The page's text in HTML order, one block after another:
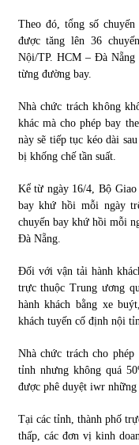
Chứng
13/
13/
Theo đó, tổng số
được tăng lên 36
Nội/TP. HCM – Đà Nẵng
từng đường bay.
Nhà chức trách không
khác mà cho phép bay
này sẽ tiếp tục kéo dài
bị khống chế tần suất.
Kể từ ngày 16/4, Bộ Giao
bay khứ hồi mỗi ngày
chuyến bay khứ hồi mỗi
Đà Nẵng.
Đối với vận tải hành
trực thuộc Trung ương
hành khách bằng xe
khách tuyến cố định nội
Nhà chức trách cho
tỉnh nhưng không quá
được phê duyệt iwr
Tại các tỉnh, thành phố
thấp, các đơn vị kinh